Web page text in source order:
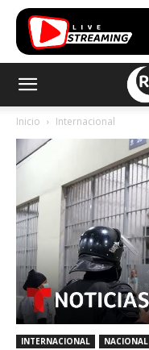
Inicio Internacional
INTERNACIONAL NACIONAL